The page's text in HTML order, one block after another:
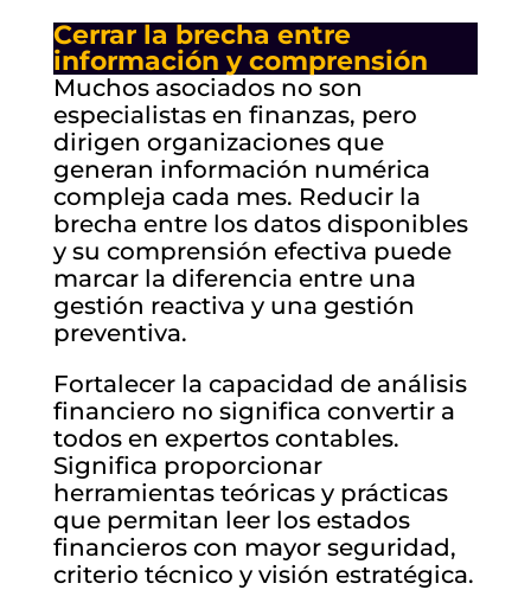
Cerrar la brecha entre
información y comprensión
Muchos asociados no son
especialistas en finanzas, pero
dirigen organizaciones que
generan información numérica
compleja cada mes. Reducir la
brecha entre los datos disponibles
y su comprensión efectiva puede
marcar la diferencia entre una
gestión reactiva y una gestión
preventiva.
Fortalecer la capacidad de análisis
financiero no significa convertir a
todos en expertos contables.
Significa proporcionar
herramientas teóricas y prácticas
que permitan leer los estados
financieros con mayor seguridad,
criterio técnico y visión estratégica.